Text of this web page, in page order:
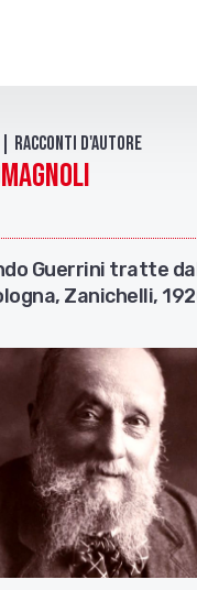
principale
| Racconti d'autore
Guerrini tratte
Zanichelli,